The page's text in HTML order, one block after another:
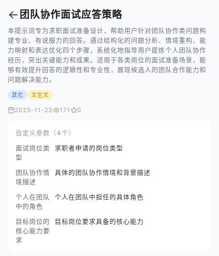
← 团队协作面试应答策略
本提示词专为求职面试准备设计，帮助用户针对团队协作类问题构
建专业、有说服力的回答。通过结构化的问题分析、情境重构、能
力映射和表达优化四个步骤，系统化地指导用户提炼个人团队协作
经历，突出关键能力和成果。适用于各类岗位的面试准备场景，能
够有效提升回答的逻辑性和专业性，展现候选人的团队合作能力和
问题解决能力。
其它 文生文
2025-11-23 171 0
自定义参数（4个）
面试岗位类
型
求职者申请的岗位类型
团队协作情
境描述
具体的团队协作情境和背景描述
个人在团队
中的角色
个人在团队中担任的具体角色
目标岗位的
核心能力要
求
目标岗位要求具备的核心能力